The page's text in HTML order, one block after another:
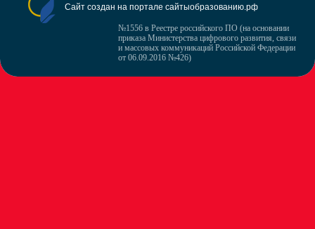
Сайт создан на портале сайтыобразованию.рф
№1556 в Реестре российского ПО (на основании
приказа Министерства цифрового развития, связи
и массовых коммуникаций Российской Федерации
от 06.09.2016 №426)